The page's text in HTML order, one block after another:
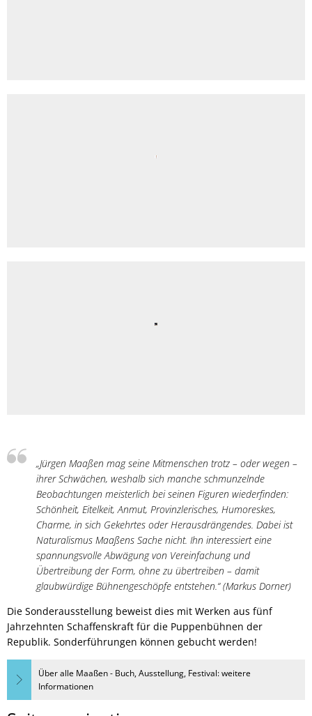
„Jürgen Maaßen mag seine Mitmenschen trotz – oder wegen –
ihrer Schwächen, weshalb sich manche schmunzelnde
Beobachtungen meisterlich bei seinen Figuren wiederfinden:
Schönheit, Eitelkeit, Anmut, Provinzlerisches, Humoreskes,
Charme, in sich Gekehrtes oder Herausdrängendes. Dabei ist
Naturalismus Maaßens Sache nicht. Ihn interessiert eine
spannungsvolle Abwägung von Vereinfachung und
Übertreibung der Form, ohne zu übertreiben – damit
glaubwürdige Bühnengeschöpfe entstehen.“ (Markus Dorner)
Die Sonderausstellung beweist dies mit Werken aus fünf
Jahrzehnten Schaffenskraft für die Puppenbühnen der
Republik. Sonderführungen können gebucht werden!
Über alle Maaßen - Buch, Ausstellung, Festival: weitere
Informationen